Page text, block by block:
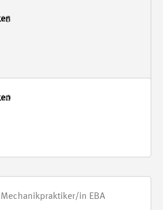
13
10
Mechanikpraktiker/in EBA